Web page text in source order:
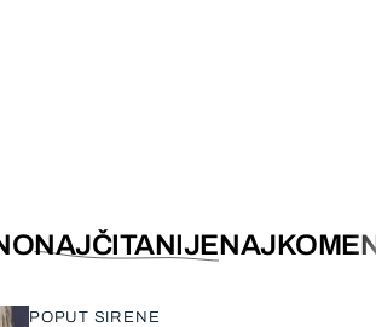
NAJČITANIJE
POPUT SIRENE